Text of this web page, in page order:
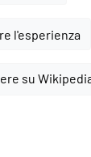
l'esperienza
su